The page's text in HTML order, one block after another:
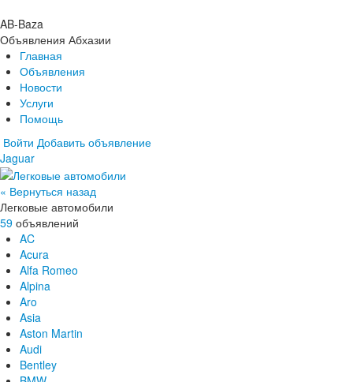
AB-Baza
Объявления Абхазии
Главная
Объявления
Новости
Услуги
Помощь
Войти Добавить объявление
Главная
Объявления
Новости
Услуги
Помощь
Jaguar
« Вернуться назад
Легковые автомобили
59 объявлений
AC
Acura
Alfa Romeo
Alpina
Aro
Asia
Aston Martin
Audi
Bentley